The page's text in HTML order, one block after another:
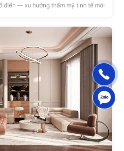
điển — xu hướng thẩm mỹ tinh tế mới